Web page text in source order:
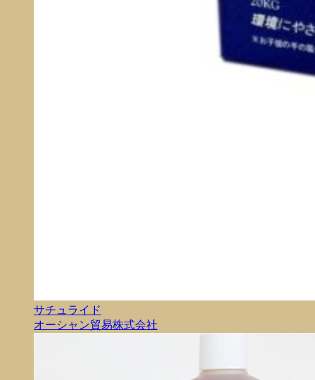
サチュライド
オーシャン貿易株式会社